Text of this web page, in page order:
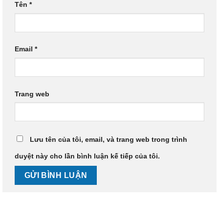
Tên *
Email *
Trang web
Lưu tên của tôi, email, và trang web trong trình
duyệt này cho lần bình luận kế tiếp của tôi.